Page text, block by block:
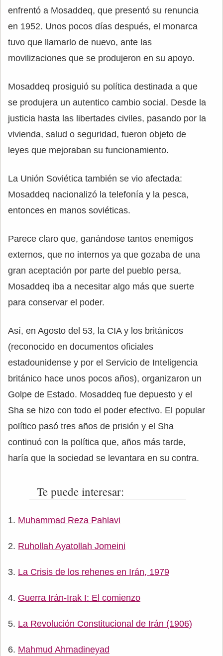
enfrentó a Mosaddeq, que presentó su renuncia
en 1952. Unos pocos días después, el monarca
tuvo que llamarlo de nuevo, ante las
movilizaciones que se produjeron en su apoyo.
Mosaddeq prosiguió su política destinada a que
se produjera un autentico cambio social. Desde la
justicia hasta las libertades civiles, pasando por la
vivienda, salud o seguridad, fueron objeto de
leyes que mejoraban su funcionamiento.
La Unión Soviética también se vio afectada:
Mosaddeq nacionalizó la telefonía y la pesca,
entonces en manos soviéticas.
Parece claro que, ganándose tantos enemigos
externos, que no internos ya que gozaba de una
gran aceptación por parte del pueblo persa,
Mosaddeq iba a necesitar algo más que suerte
para conservar el poder.
Así, en Agosto del 53, la CIA y los británicos
(reconocido en documentos oficiales
estadounidense y por el Servicio de Inteligencia
británico hace unos pocos años), organizaron un
Golpe de Estado. Mosaddeq fue depuesto y el
Sha se hizo con todo el poder efectivo. El popular
político pasó tres años de prisión y el Sha
continuó con la política que, años más tarde,
haría que la sociedad se levantara en su contra.
Te puede interesar:
Muhammad Reza Pahlavi
Ruhollah Ayatollah Jomeini
La Crisis de los rehenes en Irán, 1979
Guerra Irán-Irak I: El comienzo
La Revolución Constitucional de Irán (1906)
Mahmud Ahmadineyad